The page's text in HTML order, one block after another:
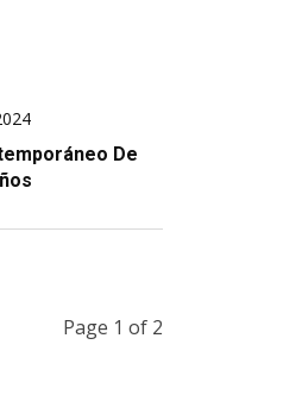
De
Page 1 of 2